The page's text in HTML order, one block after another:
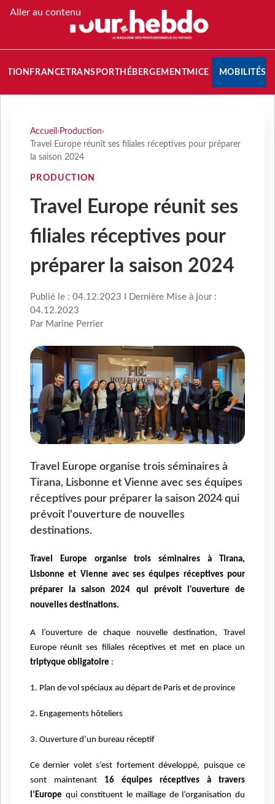
Aller au contenu
FRANCETRANSPORT HÉBERGEMENTMICE MOBILITÉS
Accueil › Production›
Travel Europe réunit ses filiales réceptives pour préparer
la saison 2024
PRODUCTION
Travel Europe réunit ses
filiales réceptives pour
préparer la saison 2024
Publié le : 04.12.2023 I Dernière Mise à jour :
04.12.2023
Par Marine Perrier
Travel Europe organise trois séminaires à
Tirana, Lisbonne et Vienne avec ses équipes
réceptives pour préparer la saison 2024 qui
prévoit l'ouverture de nouvelles
destinations.
Travel Europe organise trois séminaires à Tirana,
Lisbonne et Vienne avec ses équipes réceptives pour
préparer la saison 2024 qui prévoit l'ouverture de
nouvelles destinations.
A l’ouverture de chaque nouvelle destination, Travel
Europe réunit ses filiales réceptives et met en place un
triptyque obligatoire :
1. Plan de vol spéciaux au départ de Paris et de province
2. Engagements hôteliers
3. Ouverture d’un bureau réceptif
Ce dernier volet s’est fortement développé, puisque ce
sont maintenant 16 équipes réceptives à travers
l’Europe qui constituent le maillage de l’organisation du